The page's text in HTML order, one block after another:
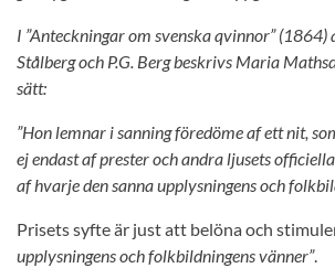
I ”Anteckningar om svenska qvinnor”
Stålberg och P.G. Berg beskrivs Maria
sätt:
”Hon lemnar i sanning föredöme af ett nit,
ej endast af prester och andra ljusets
af hvarje den sanna upplysningens och
Prisets syfte är just att belöna och
upplysningens och folkbildningens vänner”.